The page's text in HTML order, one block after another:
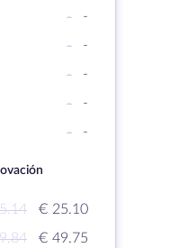
-
-
-
-
-
-
-
-
- -
€ 25.10
€ 49.75